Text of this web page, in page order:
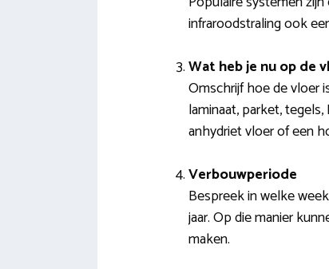
infraroodstraling ook
Wat heb je nu op de
Omschrijf hoe de vloer
laminaat, parket,
anhydriet vloer of een
Verbouwperiode
Bespreek in welke
jaar. Op die manier
maken.